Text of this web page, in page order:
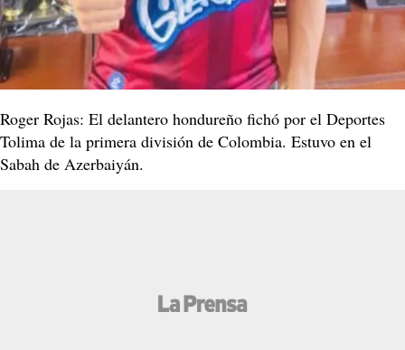
Roger Rojas: El delantero hondureño fichó por el Deportes
Tolima de la primera división de Colombia. Estuvo en el
Sabah de Azerbaiyán.